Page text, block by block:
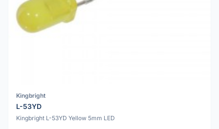
Kingbright
L-53YD
Kingbright L-53YD Yellow 5mm LED